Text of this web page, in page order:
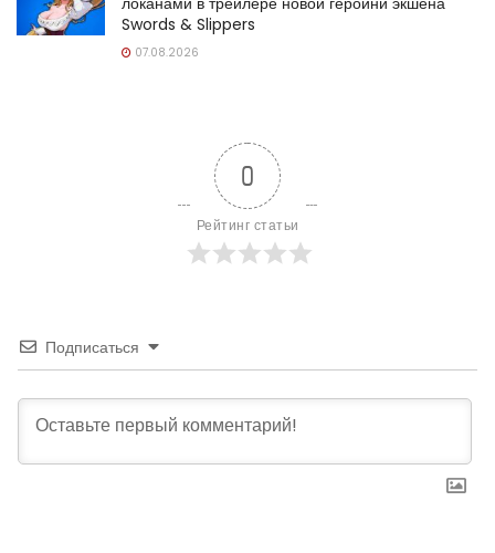
Swords & Slippers
07.08.2026
0
Рейтинг статьи
Подписаться